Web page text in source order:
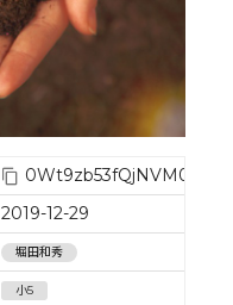
2019-12-29
堀田和秀
小5